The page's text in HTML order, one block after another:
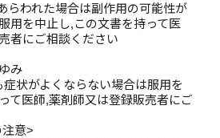
らわれた場合は副作用の可能性が
用を中止し,この文書を持って医
者にご相談ください
み
状がよくならない場合は服用を
て医師,薬剤師又は登録販売者にご
意>